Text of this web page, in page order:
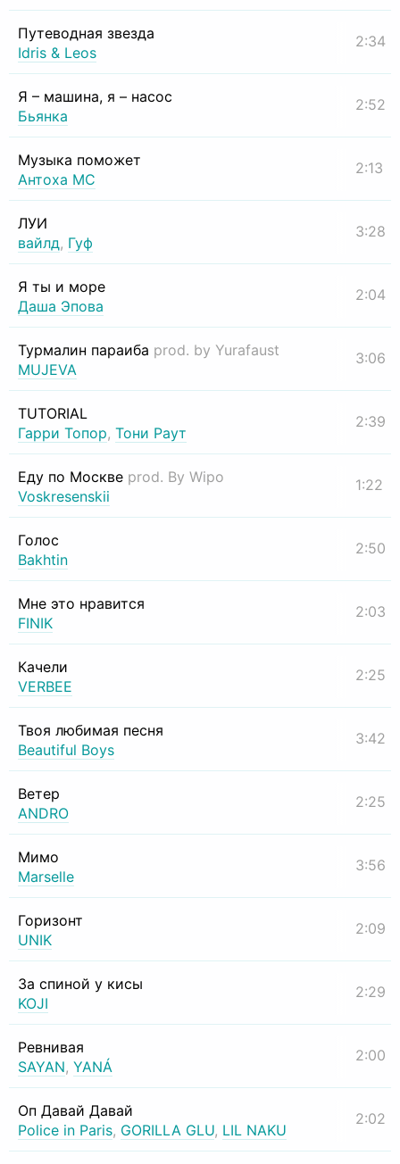
Путеводная звезда
Idris & Leos
2:34
Я – машина, я – насос
Бьянка
2:52
Музыка поможет
Антоха МС
2:13
ЛУИ
вайлд, Гуф
3:28
Я ты и море
Даша Эпова
2:04
Турмалин параиба prod. by Yurafaust
MUJEVA
3:06
TUTORIAL
Гарри Топор, Тони Раут
2:39
Еду по Москве prod. By Wipo
Voskresenskii
1:22
Голос
Bakhtin
2:50
Мне это нравится
FINIK
2:03
Качели
VERBEE
2:25
Твоя любимая песня
Beautiful Boys
3:42
Ветер
ANDRO
2:25
Мимо
Marselle
3:56
Горизонт
UNIK
2:09
За спиной у кисы
KOJI
2:29
Ревнивая
SAYAN, YANÁ
2:00
Оп Давай Давай
Police in Paris, GORILLA GLU, LIL NAKU
2:02